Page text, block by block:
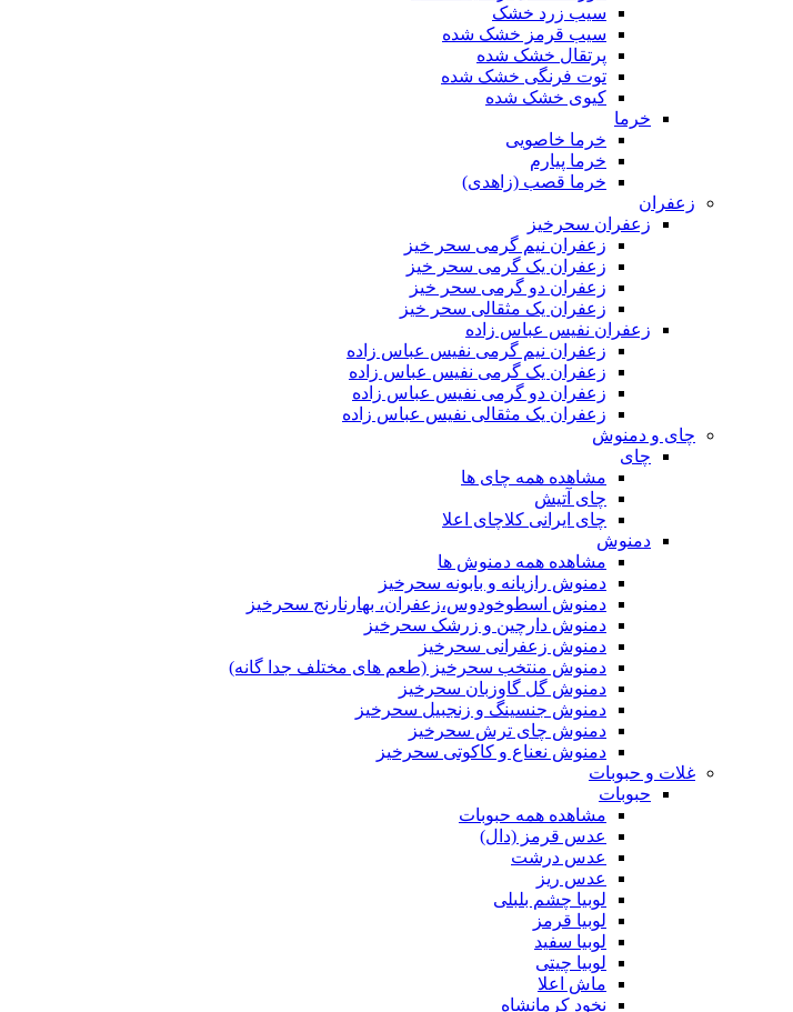
سیب زرد خشک
سیب قرمز خشک شده
پرتقال خشک شده
توت فرنگی خشک شده
کیوی خشک شده
خرما
خرما خاصویی
خرما پیارم
خرما قصب (زاهدی)
زعفران
زعفران سحرخیز
زعفران نیم گرمی سحر خیز
زعفران یک گرمی سحر خیز
زعفران دو گرمی سحر خیز
زعفران یک مثقالی سحر خیز
زعفران نفیس عباس زاده
زعفران نیم گرمی نفیس عباس زاده
زعفران یک گرمی نفیس عباس زاده
زعفران دو گرمی نفیس عباس زاده
زعفران یک مثقالی نفیس عباس زاده
چای و دمنوش
چای
مشاهده همه چای ها
چای آتیش
چای ایرانی کلاچای اعلا
دمنوش
مشاهده همه دمنوش ها
دمنوش رازیانه و بابونه سحرخیز
دمنوش اسطوخودوس،زعفران، بهارنارنج سحرخیز
دمنوش دارچین و زرشک سحرخیز
دمنوش زعفرانی سحرخیز
دمنوش منتخب سحرخیز (طعم های مختلف جدا گانه)
دمنوش گل گاوزبان سحرخیز
دمنوش جنسینگ و زنجبیل سحرخیز
دمنوش چای ترش سحرخیز
دمنوش نعناع و کاکوتی سحرخیز
غلات و حبوبات
حبوبات
مشاهده همه حبوبات
عدس قرمز (دال)
عدس درشت
عدس ریز
لوبیا چشم بلبلی
لوبیا قرمز
لوبیا سفید
لوبیا چیتی
ماش اعلا
نخود کرمانشاه